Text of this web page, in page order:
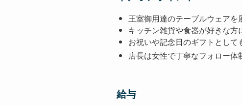
王室御用達のテーブルウェアを
キッチン雑貨や食器が好きな方
お祝いや記念日のギフトとして
店長は女性で丁寧なフォロー
給与